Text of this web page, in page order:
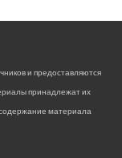
и предоставляются
принадлежат их
материала